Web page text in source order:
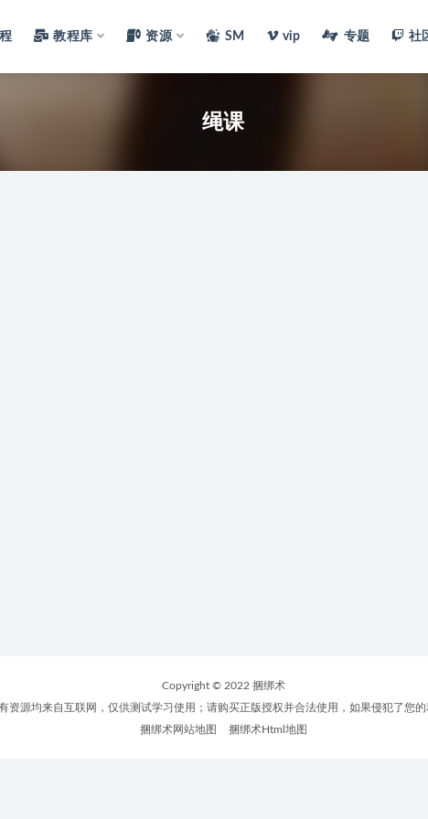
教程库 资源 SM vip 专题 社
绳课
Copyright © 2022 捆绑术
资源均来自互联网，仅供测试学习使用；请购买正版授权并合法使用，如果侵犯了您的
捆绑术网站地图
捆绑术Html地图